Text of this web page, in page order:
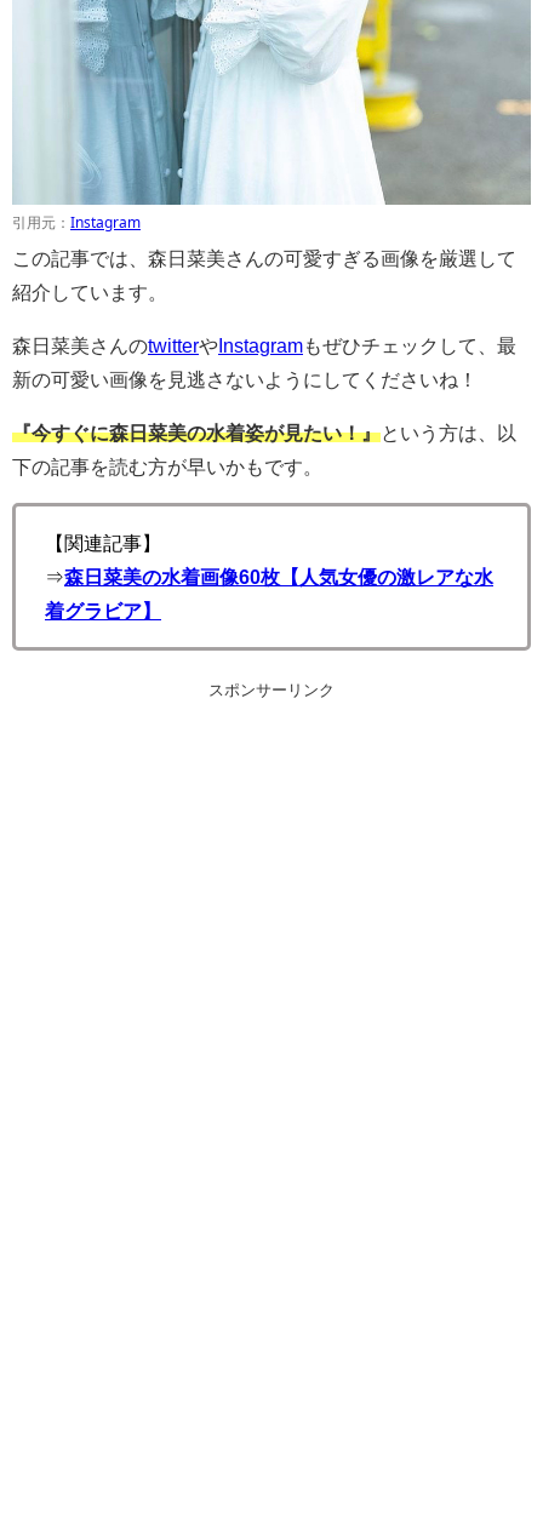
引用元： Instagram
この記事では、森日菜美さんの可愛すぎる画像を厳選して
紹介しています。
森日菜美さんのtwitterや Instagramもぜひチェックして、最
新の可愛い画像を見逃さないようにしてくださいね！
『今すぐに森日菜美の水着姿が見たい！』という方は、以
下の記事を読む方が早いかもです。
【関連記事】
⇒森日菜美の水着画像60枚【人気女優の激レアな水
着グラビア】
スポンサーリンク